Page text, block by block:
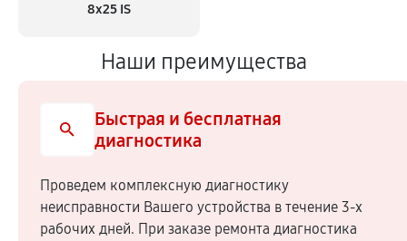
8x25 IS
Наши преимущества
Быстрая и бесплатная
диагностика
Проведем комплексную диагностику
неисправности Вашего устройства в течение 3-х
рабочих дней. При заказе ремонта диагностика